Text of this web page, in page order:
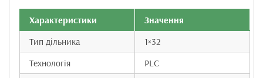
Характеристики
Значення
Тип дільника
1×32
Технологія
PLC